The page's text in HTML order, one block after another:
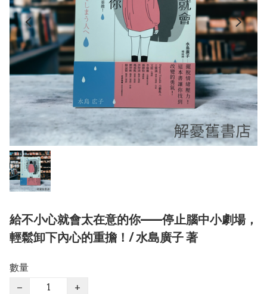
給不小心就會太在意的你——停止腦中小劇場，
輕鬆卸下內心的重擔！/ 水島廣子 著
數量
−
+